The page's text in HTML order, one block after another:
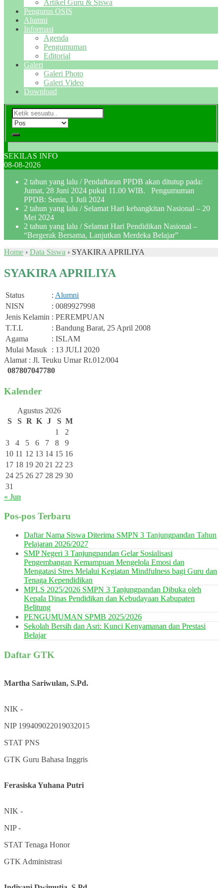
Artikel Guru & Siswa
Pengurus OSIS
Alumni
Informasi
Agenda
Pengumuman
Editorial
Galeri
Galeri Photo
Galeri Video
Download
SEKILAS INFO
08-08-2026
2 tahun yang lalu / Pendaftaran PPDB akan ditutup pada:
Jumat, 28 Juni 2024 pukul 11.00 WIB. Pengumuman
PPDB: Senin, 1 Juli 2024
2 tahun yang lalu / Selamat Hari kebangkitan Nasional – 20
Mei 2024
2 tahun yang lalu / Selamat Hari Pendidikan Nasional –
“Bergerak Bersama, Lanjutkan Merdeka Belajar”
Home › Data Siswa › SYAKIRA APRILIYA
SYAKIRA APRILIYA
Status : Alumni
NISN
: 0089927998
Jenis Kelamin : PEREMPUAN
T.T.L
: Bandung Barat, 25 April 2008
Agama
: ISLAM
Mulai Masuk : 13 JULI 2020
Alamat : Jl. Teuku Umar Rt.012/004
087807047780
Kalender
Agustus 2026
S
S R K J S M
1
2
3
4 5 6 7 8
9
10 11 12 13 14 15 16
17 18 19 20 21 22 23
24 25 26 27 28 29 30
31
« Jun
Pos-pos Terbaru
Daftar Nama Siswa Diterima SMPN 3 Tanjungpandan Tahun
Pelajaran 2026/2027
SMP Negeri 3 Tanjungpandan Gelar Sosialisasi
Pengembangan Kemampuan Mengelola Emosi dan
Mengatasi Stres Melalui Kegiatan Mindfulness bagi Guru dan
Tenaga Kependidikan
MPLS 2025/2026 SMPN 3 Tanjungpandan Dibuka oleh
Kepala Dinas Pendidikan dan Kebudayaan Kabupaten
Belitung
PENGUMUMAN SPMB 2025/2026
Sekolah Bersih dan Asri: Kunci Kenyamanan dan Prestasi
Belajar
Daftar GTK
Martha Sariwulan, S.Pd.
NIK -
NIP 199409022019032015
STAT PNS
GTK Guru Bahasa Inggris
Ferasiska Yuhana Putri
NIK -
NIP-
STAT Tenaga Honor
GTK Administrasi